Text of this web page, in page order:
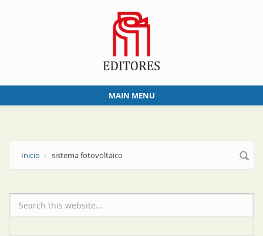
MAIN MENU
Inicio sistema fotovoltaico
Formulario de búsqueda